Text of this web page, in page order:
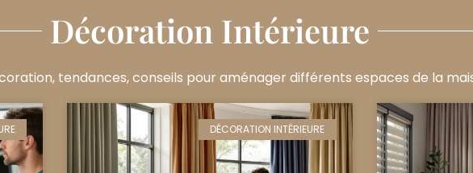
Décoration Intérieure
tendances, conseils pour aménager différents espaces de la
DÉCORATION INTÉRIEURE